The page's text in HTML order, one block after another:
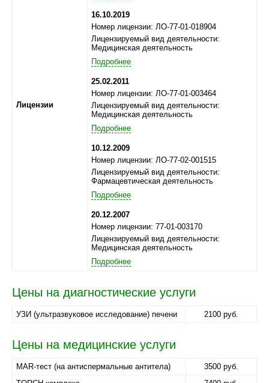
Лицензии
16.10.2019
Номер лицензии: ЛО-77-01-018904
Лицензируемый вид деятельности:
Медицинская деятельность
Подробнее
25.02.2011
Номер лицензии: ЛО-77-01-003464
Лицензируемый вид деятельности:
Медицинская деятельность
Подробнее
10.12.2009
Номер лицензии: ЛО-77-02-001515
Лицензируемый вид деятельности:
Фармацевтическая деятельность
Подробнее
20.12.2007
Номер лицензии: 77-01-003170
Лицензируемый вид деятельности:
Медицинская деятельность
Подробнее
Цены на диагностические услуги
УЗИ (ультразвуковое исследование) печени 2100 руб.
Цены на медицинские услуги
MAR-тест (на антиспермальные антитела)
3500 руб.